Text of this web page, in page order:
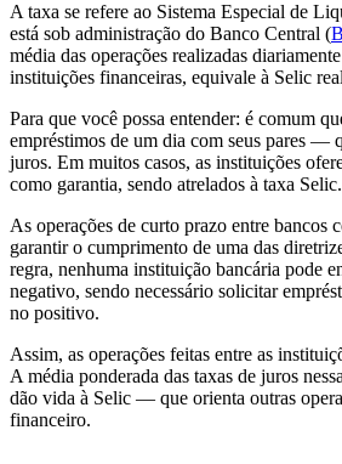
A taxa se refere ao Sistema Especial de
está sob administração do Banco Central (
média das operações realizadas
instituições financeiras, equivale à Selic
Para que você possa entender: é comum
empréstimos de um dia com seus pares —
juros. Em muitos casos, as instituições
como garantia, sendo atrelados à taxa Selic.
As operações de curto prazo entre bancos
garantir o cumprimento de uma das
regra, nenhuma instituição bancária pode
negativo, sendo necessário solicitar
no positivo.
Assim, as operações feitas entre as
A média ponderada das taxas de juros
dão vida à Selic — que orienta outras
financeiro.